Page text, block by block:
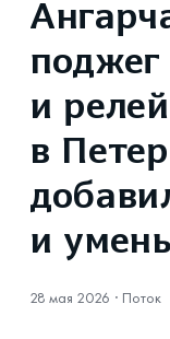
поджег
и
в
и
28 мая 2026 · Поток